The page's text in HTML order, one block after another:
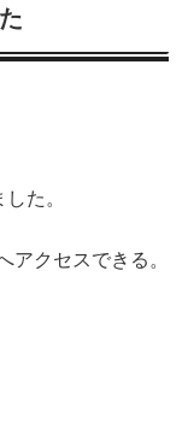
た。
アクセスできる。